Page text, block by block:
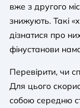
вже з другого
знижують. Такі
дізнатися про
фінустанови
Перевірити, чи
Для цього
собою середню